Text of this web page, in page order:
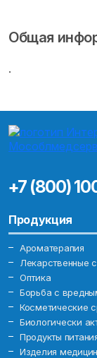
Общая
.
+7 (800)
Продукция
Ароматерапия
Лекарственные
Оптика
Борьба с
Косметические
Биологически
Продукты
Изделия